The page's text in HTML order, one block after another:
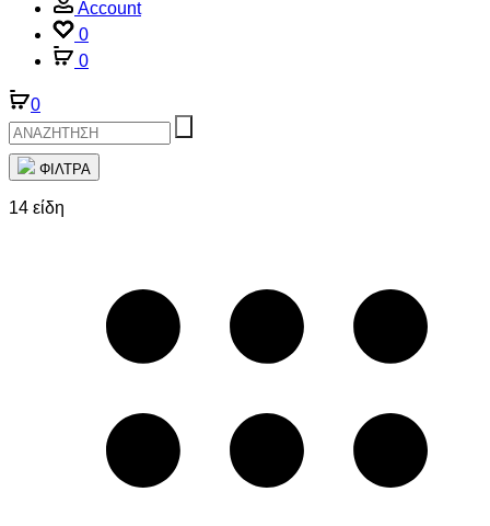
Account
0
0
0
ΦΙΛΤΡΑ
14 είδη